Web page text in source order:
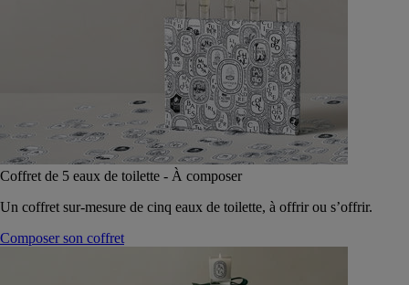
Coffret de 5 eaux de toilette - À composer
Un coffret sur-mesure de cinq eaux de toilette, à offrir ou s’offrir.
Composer son coffret